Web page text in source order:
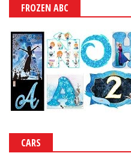
FROZEN ABC
CARS